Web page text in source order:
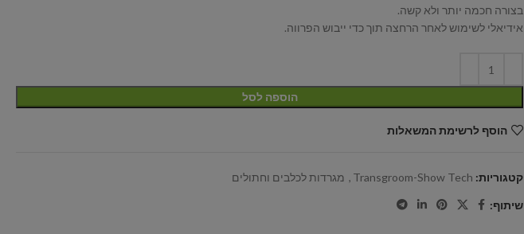
בצורה חכמה יותר ולא קשה.
אידיאלי לשימוש לאחר הרחצה תוך כדי ייבוש הפרווה.
הוספה לסל
הוסף לרשימת המשאלות
קטגוריות: Transgroom-Show Tech
, מגרדות לכלבים וחתולים
שיתוף: